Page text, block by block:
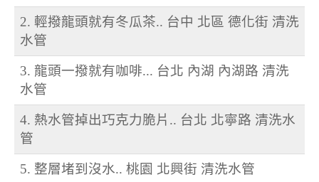
2. 輕撥龍頭就有冬瓜茶.. 台中 北區 德化街 清洗
水管
3. 龍頭一撥就有咖啡... 台北 內湖 內湖路 清洗
水管
4. 熱水管掉出巧克力脆片.. 台北 北寧路 清洗水
管
5. 整層堵到沒水.. 桃園 北興街 清洗水管